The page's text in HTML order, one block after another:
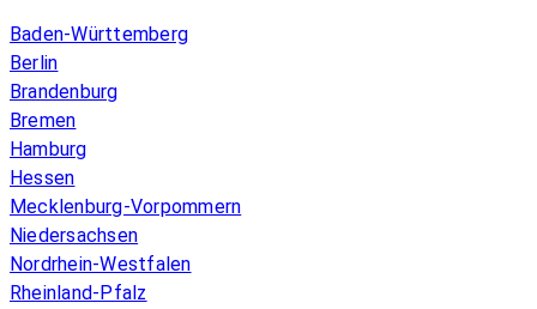
Baden-Württemberg
Berlin
Brandenburg
Bremen
Hamburg
Hessen
Mecklenburg-Vorpommern
Niedersachsen
Nordrhein-Westfalen
Rheinland-Pfalz